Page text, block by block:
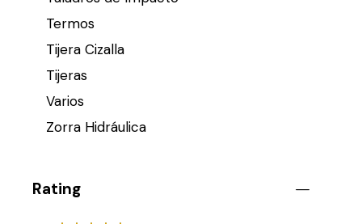
Termos
Tijera Cizalla
Tijeras
Varios
Zorra Hidráulica
Rating